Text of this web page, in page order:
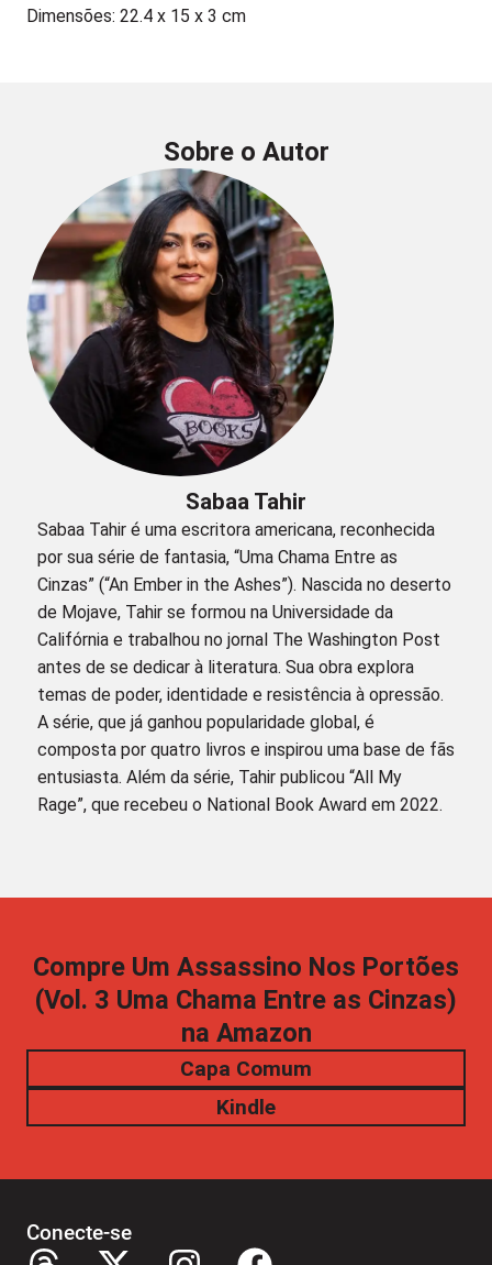
Dimensões: 22.4 x 15 x 3 cm
Sobre o Autor
Sabaa Tahir
Sabaa Tahir é uma escritora americana, reconhecida
por sua série de fantasia, “Uma Chama Entre as
Cinzas” (“An Ember in the Ashes”). Nascida no deserto
de Mojave, Tahir se formou na Universidade da
Califórnia e trabalhou no jornal The Washington Post
antes de se dedicar à literatura. Sua obra explora
temas de poder, identidade e resistência à opressão.
A série, que já ganhou popularidade global, é
composta por quatro livros e inspirou uma base de fãs
entusiasta. Além da série, Tahir publicou “All My
Rage”, que recebeu o National Book Award em 2022.
Compre Um Assassino Nos Portões
(Vol. 3 Uma Chama Entre as Cinzas)
na Amazon
Capa Comum
Kindle
Conecte-se